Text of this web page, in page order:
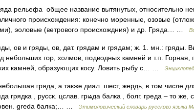
рельефа общее название вытянутых, относительно
происхождения: конечно моренные, озовые
эоловые (ветрового происхождния) и др. Гряда… …
ов и гряды, ов, дат. грядам и грядам; ж. 1. мн.: гряды.
небольших гор, холмов, подводных камней и т.п. Горная,
камней, образующих косу. Ловить рыбу с… …
гряда, а также диал. шест, жердь, в том числе
грядка , русск. цслав. грѩда балка , болг. греда – то же,
greda балка;… …
Этимологический словарь русского языка